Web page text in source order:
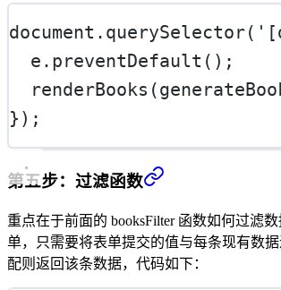
document. querySelector(
  e.
preventDefault ();
renderBooks (
});
第五步：过滤函数
重点在于前面的 booksFilter 函数如何过滤
单，只需要将表单提交的值与每条现有数
配则返回该条数据，代码如下：